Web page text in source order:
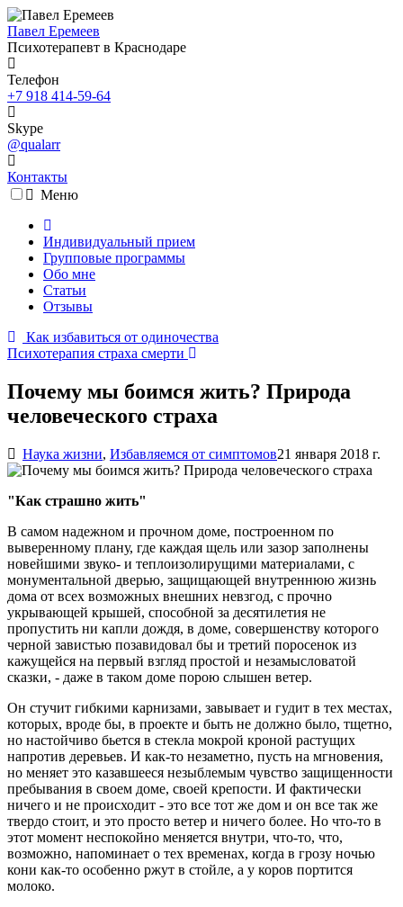
Павел Еремеев
Психотерапевт в Краснодаре
Телефон
+7 918 414-59-64
Skype
@qualarr
Контакты
Меню
Индивидуальный прием
Групповые программы
Обо мне
Статьи
Отзывы
Как избавиться от одиночества
Психотерапия страха смерти
Почему мы боимся жить? Природа
человеческого страха
Наука жизни, Избавляемся от симптомов21 января 2018 г.
"Как страшно жить"
В самом надежном и прочном доме, построенном по
выверенному плану, где каждая щель или зазор заполнены
новейшими звуко- и теплоизолирущими материалами, с
монументальной дверью, защищающей внутреннюю жизнь
дома от всех возможных внешних невзгод, с прочно
укрывающей крышей, способной за десятилетия не
пропустить ни капли дождя, в доме, совершенству которого
черной завистью позавидовал бы и третий поросенок из
кажущейся на первый взгляд простой и незамысловатой
сказки, - даже в таком доме порою слышен ветер.
Он стучит гибкими карнизами, завывает и гудит в тех местах,
которых, вроде бы, в проекте и быть не должно было, тщетно,
но настойчиво бьется в стекла мокрой кроной растущих
напротив деревьев. И как-то незаметно, пусть на мгновения,
но меняет это казавшееся незыблемым чувство защищенности
пребывания в своем доме, своей крепости. И фактически
ничего и не происходит - это все тот же дом и он все так же
твердо стоит, и это просто ветер и ничего более. Но что-то в
этот момент неспокойно меняется внутри, что-то, что,
возможно, напоминает о тех временах, когда в грозу ночью
кони как-то особенно ржут в стойле, а у коров портится
молоко.